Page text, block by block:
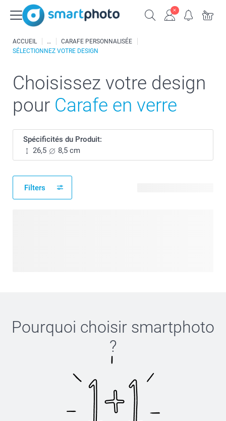
ACCUEIL
CARAFE PERSONNALISÉE
SÉLECTIONNEZ VOTRE DESIGN
Choisissez votre design
pour Carafe en verre
Spécificités du Produit:
26,5
8,5 cm
Filters
Pourquoi choisir smartphoto
?